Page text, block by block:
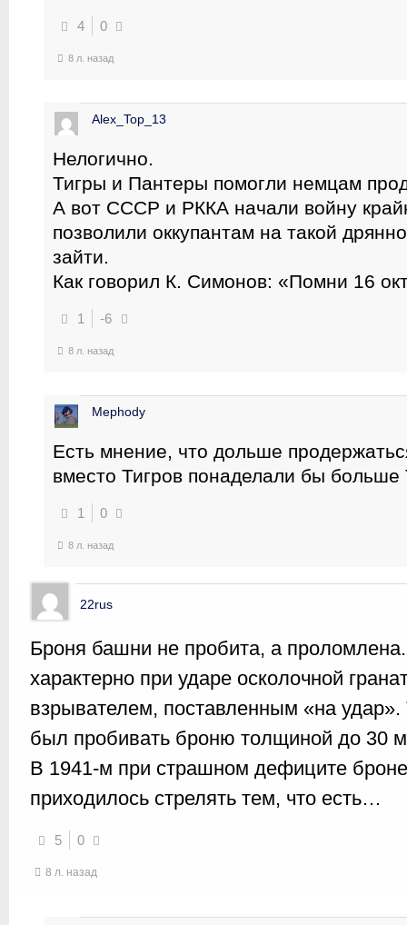
4 0
8 л. назад
Alex_Top_13
Нелогично.
Тигры и Пантеры помогли немцам
А вот СССР и РККА начали войну
позволили оккупантам на такой
зайти.
Как говорил К. Симонов: «Помни 16
1 -6
8 л. назад
Mephody
Есть мнение, что дольше
вместо Тигров понаделали бы
1 0
8 л. назад
22rus
Броня башни не пробита, а
характерно при ударе осколочной
взрывателем, поставленным «на удар».
был пробивать броню толщиной до 30
В 1941-м при страшном дефиците
приходилось стрелять тем, что есть…
5 0
8 л. назад